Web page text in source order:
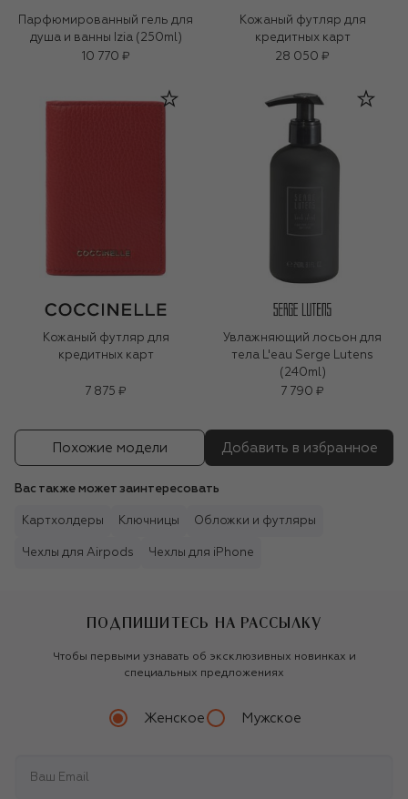
Парфюмированный гель для
душа и ванны Izia (250ml)
10 770 ₽
Кожаный футляр для
кредитных карт
28 050 ₽
Кожаный футляр для
кредитных карт
7 875 ₽
Увлажняющий лосьон для
тела L'eau Serge Lutens
(240ml)
7 790 ₽
Похожие модели Добавить в избранное
Вас также может заинтересовать
Картхолдеры Ключницы Обложки и футляры
Чехлы для Airpods Чехлы для iPhone
ПОДПИШИТЕСЬ НА РАССЫЛКУ
Чтобы первыми узнавать об эксклюзивных новинках и
специальных предложениях
Женское Мужское